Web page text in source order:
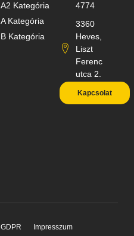
A2 Kategória
A Kategória
B Kategória
4774
3360
Heves,
Liszt
Ferenc
utca 2.
Kapcsolat
GDPR Impresszum